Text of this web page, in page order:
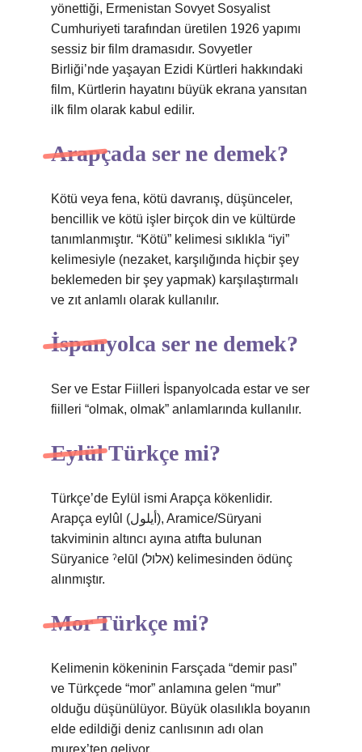
yönettiği, Ermenistan Sovyet Sosyalist
Cumhuriyeti tarafından üretilen 1926 yapımı
sessiz bir film dramasıdır. Sovyetler
Birliği’nde yaşayan Ezidi Kürtleri hakkındaki
film, Kürtlerin hayatını büyük ekrana yansıtan
ilk film olarak kabul edilir.
Arapçada ser ne demek?
Kötü veya fena, kötü davranış, düşünceler,
bencillik ve kötü işler birçok din ve kültürde
tanımlanmıştır. “Kötü” kelimesi sıklıkla “iyi”
kelimesiyle (nezaket, karşılığında hiçbir şey
beklemeden bir şey yapmak) karşılaştırmalı
ve zıt anlamlı olarak kullanılır.
İspanyolca ser ne demek?
Ser ve Estar Fiilleri İspanyolcada estar ve ser
fiilleri “olmak, olmak” anlamlarında kullanılır.
Eylül Türkçe mi?
Türkçe’de Eylül ismi Arapça kökenlidir.
Arapça eylûl (أيلول), Aramice/Süryani
takviminin altıncı ayına atıfta bulunan
Süryanice ˀelūl (אלול) kelimesinden ödünç
alınmıştır.
Mor Türkçe mi?
Kelimenin kökeninin Farsçada “demir pası”
ve Türkçede “mor” anlamına gelen “mur”
olduğu düşünülüyor. Büyük olasılıkla boyanın
elde edildiği deniz canlısının adı olan
murex’ten geliyor.